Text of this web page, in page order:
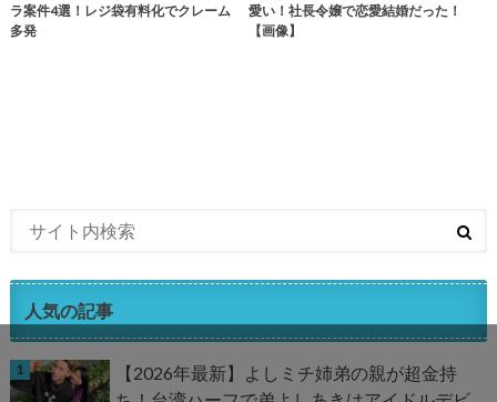
ラ案件4選！レジ袋有料化でクレーム
多発
愛い！社長令嬢で恋愛結婚だった！
【画像】
人気の記事
【2026年最新】よしミチ姉弟の親が超金持